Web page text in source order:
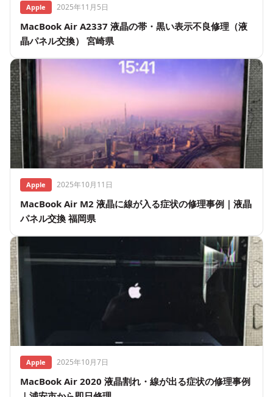
Apple 2025年11月5日
MacBook Air A2337 液晶の帯・黒い表示不良修理（液
晶パネル交換） 宮崎県
Apple 2025年10月11日
MacBook Air M2 液晶に線が入る症状の修理事例｜液晶
パネル交換 福岡県
Apple 2025年10月7日
MacBook Air 2020 液晶割れ・線が出る症状の修理事例